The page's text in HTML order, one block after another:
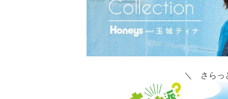
＼ さらっ